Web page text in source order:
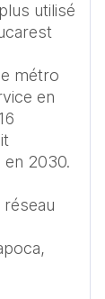
utilisé
métro
en
en 2030.
réseau